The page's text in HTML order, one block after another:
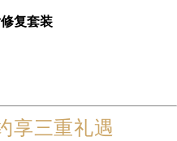
复套装
享三重礼遇